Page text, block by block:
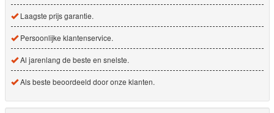
Laagste prijs garantie.
Persoonlijke klantenservice.
Al jarenlang de beste en snelste.
Als beste beoordeeld door onze klanten.